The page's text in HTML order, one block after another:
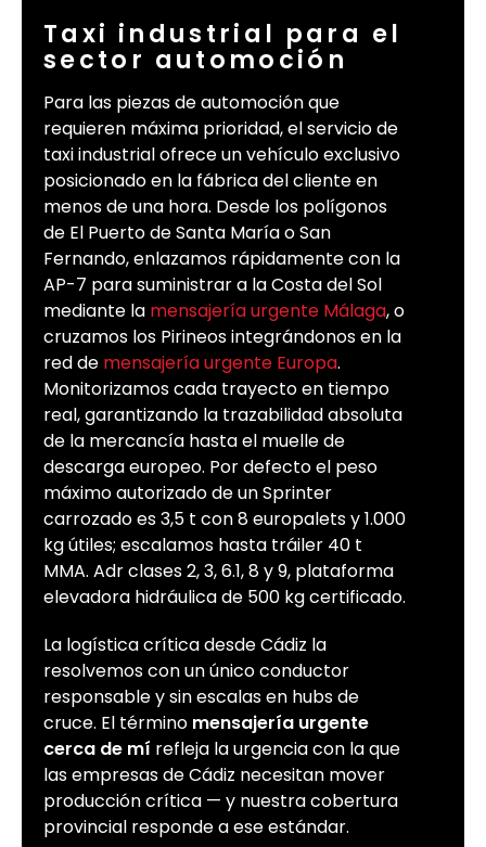
Taxi industrial para el
sector automoción
Para las piezas de automoción que
requieren máxima prioridad, el servicio de
taxi industrial ofrece un vehículo exclusivo
posicionado en la fábrica del cliente en
menos de una hora. Desde los polígonos
de El Puerto de Santa María o San
Fernando, enlazamos rápidamente con la
AP-7 para suministrar a la Costa del Sol
mediante la mensajería urgente Málaga, o
cruzamos los Pirineos integrándonos en la
red de mensajería urgente Europa.
Monitorizamos cada trayecto en tiempo
real, garantizando la trazabilidad absoluta
de la mercancía hasta el muelle de
descarga europeo. Por defecto el peso
máximo autorizado de un Sprinter
carrozado es 3,5 t con 8 europalets y 1.000
kg útiles; escalamos hasta tráiler 40 t
MMA. Adr clases 2, 3, 6.1, 8 y 9, plataforma
elevadora hidráulica de 500 kg certificado.
La logística crítica desde Cádiz la
resolvemos con un único conductor
responsable y sin escalas en hubs de
cruce. El término mensajería urgente
cerca de mí refleja la urgencia con la que
las empresas de Cádiz necesitan mover
producción crítica — y nuestra cobertura
provincial responde a ese estándar.